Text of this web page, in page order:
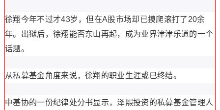
徐翔今年不过才43岁，但在A股市场却已摸爬滚打了20余
年。出狱后，徐翔能否东山再起，成为业界津津乐道的一个
话题。
从私募基金角度来说，徐翔的职业生涯或已终结。
中基协的一份纪律处分书显示，泽熙投资的私募基金管理人